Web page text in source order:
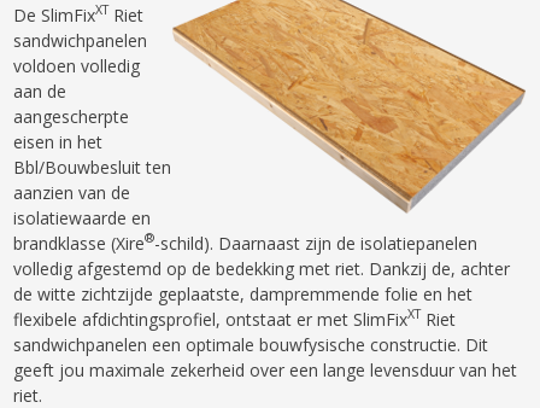
De SlimFixXT Riet
sandwichpanelen
voldoen volledig
aan de
aangescherpte
eisen in het
Bbl/Bouwbesluit ten
aanzien van de
isolatiewaarde en
brandklasse (Xire®-schild). Daarnaast zijn de isolatiepanelen
volledig afgestemd op de bedekking met riet. Dankzij de, achter
de witte zichtzijde geplaatste, dampremmende folie en het
flexibele afdichtingsprofiel, ontstaat er met SlimFixXT Riet
sandwichpanelen een optimale bouwfysische constructie. Dit
geeft jou maximale zekerheid over een lange levensduur van het
riet.